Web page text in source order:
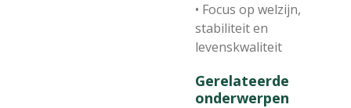
• Focus op welzijn,
stabiliteit en
levenskwaliteit
Gerelateerde
onderwerpen